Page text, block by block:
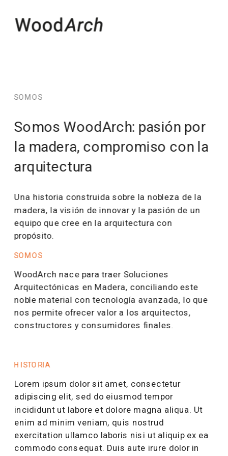
SOMOS
Somos WoodArch: pasión por
la madera, compromiso con la
arquitectura
Una historia construida sobre la nobleza de la
madera, la visión de innovar y la pasión de un
equipo que cree en la arquitectura con
propósito.
SOMOS
WoodArch nace para traer Soluciones
Arquitectónicas en Madera, conciliando este
noble material con tecnología avanzada, lo que
nos permite ofrecer valor a los arquitectos,
constructores y consumidores finales.
HISTORIA
Lorem ipsum dolor sit amet, consectetur
adipiscing elit, sed do eiusmod tempor
incididunt ut labore et dolore magna aliqua. Ut
enim ad minim veniam, quis nostrud
exercitation ullamco laboris nisi ut aliquip ex ea
commodo consequat. Duis aute irure dolor in